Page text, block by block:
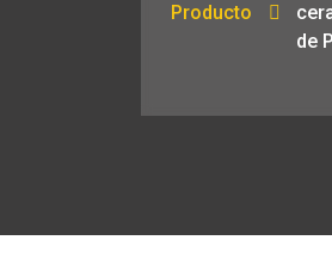
Producto
de